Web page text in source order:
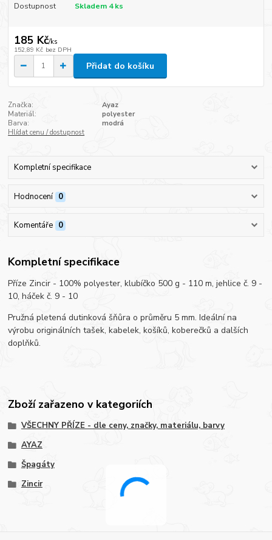
Dostupnost Skladem 4 ks
185 Kč/ks
152,89 Kč bez DPH
Přidat do košíku
Značka:
Ayaz
Materiál:
polyester
Barva:
modrá
Hlídat cenu / dostupnost
Kompletní specifikace
Hodnocení 0
Komentáře 0
Kompletní specifikace
Příze Zincir - 100% polyester, klubíčko 500 g - 110 m, jehlice č. 9 -
10, háček č. 9 - 10
Pružná pletená dutinková šňůra o průměru 5 mm. Ideální na
výrobu originálních tašek, kabelek, košíků, koberečků a dalších
doplňků.
Zboží zařazeno v kategoriích
VŠECHNY PŘÍZE - dle ceny, značky, materiálu, barvy
AYAZ
Špagáty
Zincir